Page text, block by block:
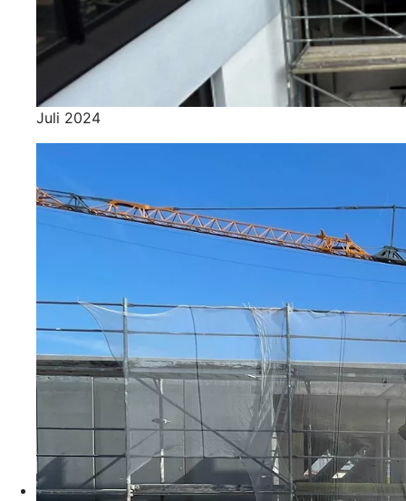
Juli 2024